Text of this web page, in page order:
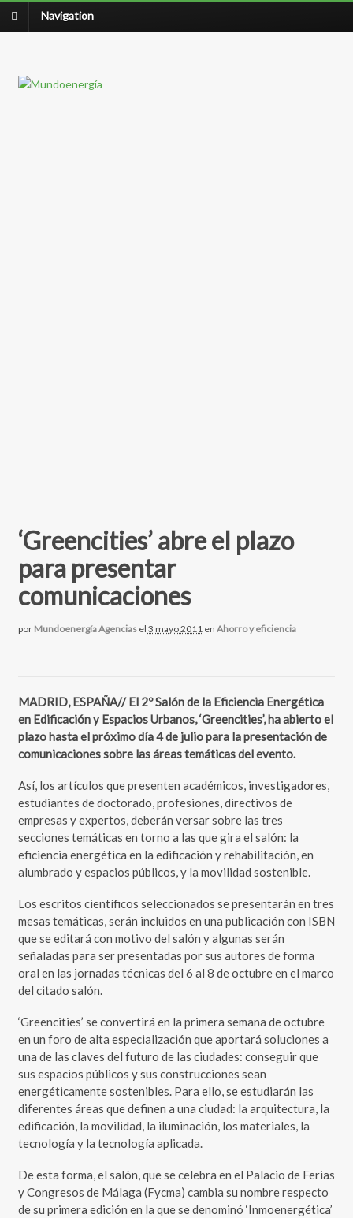
Navigation
‘Greencities’ abre el plazo
para presentar
comunicaciones
por Mundoenergía Agencias el 3 mayo 2011 en Ahorro y eficiencia
MADRID, ESPAÑA// El 2º Salón de la Eficiencia Energética
en Edificación y Espacios Urbanos, ‘Greencities’, ha abierto el
plazo hasta el próximo día 4 de julio para la presentación de
comunicaciones sobre las áreas temáticas del evento.
Así, los artículos que presenten académicos, investigadores,
estudiantes de doctorado, profesiones, directivos de
empresas y expertos, deberán versar sobre las tres
secciones temáticas en torno a las que gira el salón: la
eficiencia energética en la edificación y rehabilitación, en
alumbrado y espacios públicos, y la movilidad sostenible.
Los escritos científicos seleccionados se presentarán en tres
mesas temáticas, serán incluidos en una publicación con ISBN
que se editará con motivo del salón y algunas serán
señaladas para ser presentadas por sus autores de forma
oral en las jornadas técnicas del 6 al 8 de octubre en el marco
del citado salón.
‘Greencities’ se convertirá en la primera semana de octubre
en un foro de alta especialización que aportará soluciones a
una de las claves del futuro de las ciudades: conseguir que
sus espacios públicos y sus construcciones sean
energéticamente sostenibles. Para ello, se estudiarán las
diferentes áreas que definen a una ciudad: la arquitectura, la
edificación, la movilidad, la iluminación, los materiales, la
tecnología y la tecnología aplicada.
De esta forma, el salón, que se celebra en el Palacio de Ferias
y Congresos de Málaga (Fycma) cambia su nombre respecto
de su primera edición en la que se denominó ‘Inmoenergética’